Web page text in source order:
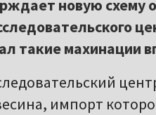
новую схему
такие махинации
импорт